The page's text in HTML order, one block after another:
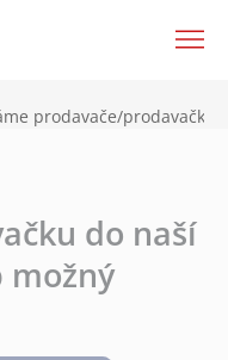
prodavače/
do naší
možný